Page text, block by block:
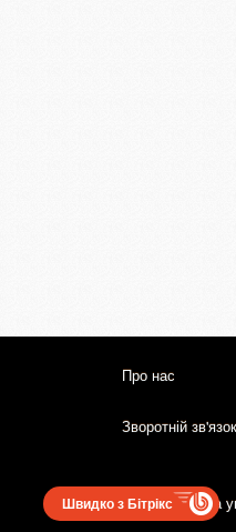
Про нас
Зворотній зв'язок
Користувацька
Швидко з Бітрікс